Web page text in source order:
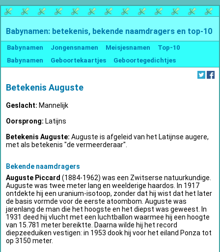
Babynamen: betekenis, bekende naamdragers en top-10
Babynamen Jongensnamen Meisjesnamen
Top-10
Babynamen
Geboortekaartjes Geboortegedichtjes
Betekenis Auguste
Geslacht: Mannelijk
Oorsprong: Latijns
Betekenis Auguste: Auguste is afgeleid van het Latijnse augere,
met als betekenis "de vermeerderaar".
Bekende naamdragers
Auguste Piccard (1884-1962) was een Zwitserse natuurkundige.
Auguste was twee meter lang en weelderige haardos. In 1917
ontdekte hij een uranium-isotoop, zonder dat hij wist dat het later
de basis vormde voor de eerste atoombom. Auguste was
jarenlang de man die het hoogste en het diepst was geweest. In
1931 deed hij vlucht met een luchtballon waarmee hij een hoogte
van 15.781 meter bereiktte. Daarna wilde hij het record
diepzeeduiken vestigen: in 1953 dook hij voor het eiland Ponza tot
op 3150 meter.